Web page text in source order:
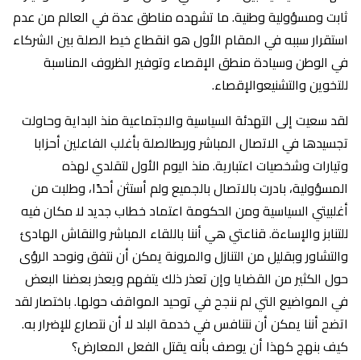
ثابت ومسؤولية وطنية. ما تشهده مناطق عدة في العالم من عدم
استقرار سببه في المقام الأول هو انقطاع خيط الصلة بين الشركاء
في الوطن وسيادة منطق الإقصاء وتوفير الظروف المناسبة
للتخوين والتشنيعوالإقصاء.
لقد سعيت إلى التهدئة السياسية والاجتماعية منذ البداية وحاولت
تجسيدها في الاتصال المباشر وربطالصلة بأغلب الفاعلين أحزابا
وتيارات وشخصيات اعتبارية. منذ اليوم الأول لتقلدي لهذه
المسؤولية، بادرت بالاتصال بالجميع ولم أستثن أحدًا، وطلبت من
أغلبيتي السياسية ومن الحكومة اعتماد خطاب جديد لا مكان فيه
للتنابز والإساءة. قناعتي هي أننا باللقاء المباشر والنقاش الهادئ
والتشاور وبقليل من التنازل والمرونة يمكن أن نتفق ونوحد الرؤى
حول الكثير من القضايا وإن تعذر ذلك يتفهم ويعذر بعضنا البعض
في المواضيع التي لم ننجح في توحيد المواقف حولها. باختصار لقد
اتضح أننا يمكن أن نتنافس في خدمة البلد لا أن نتصارع للإضرار به.
كيف بنهج كهذا أن يوصف بأنه يقتل الفعل المعارض؟